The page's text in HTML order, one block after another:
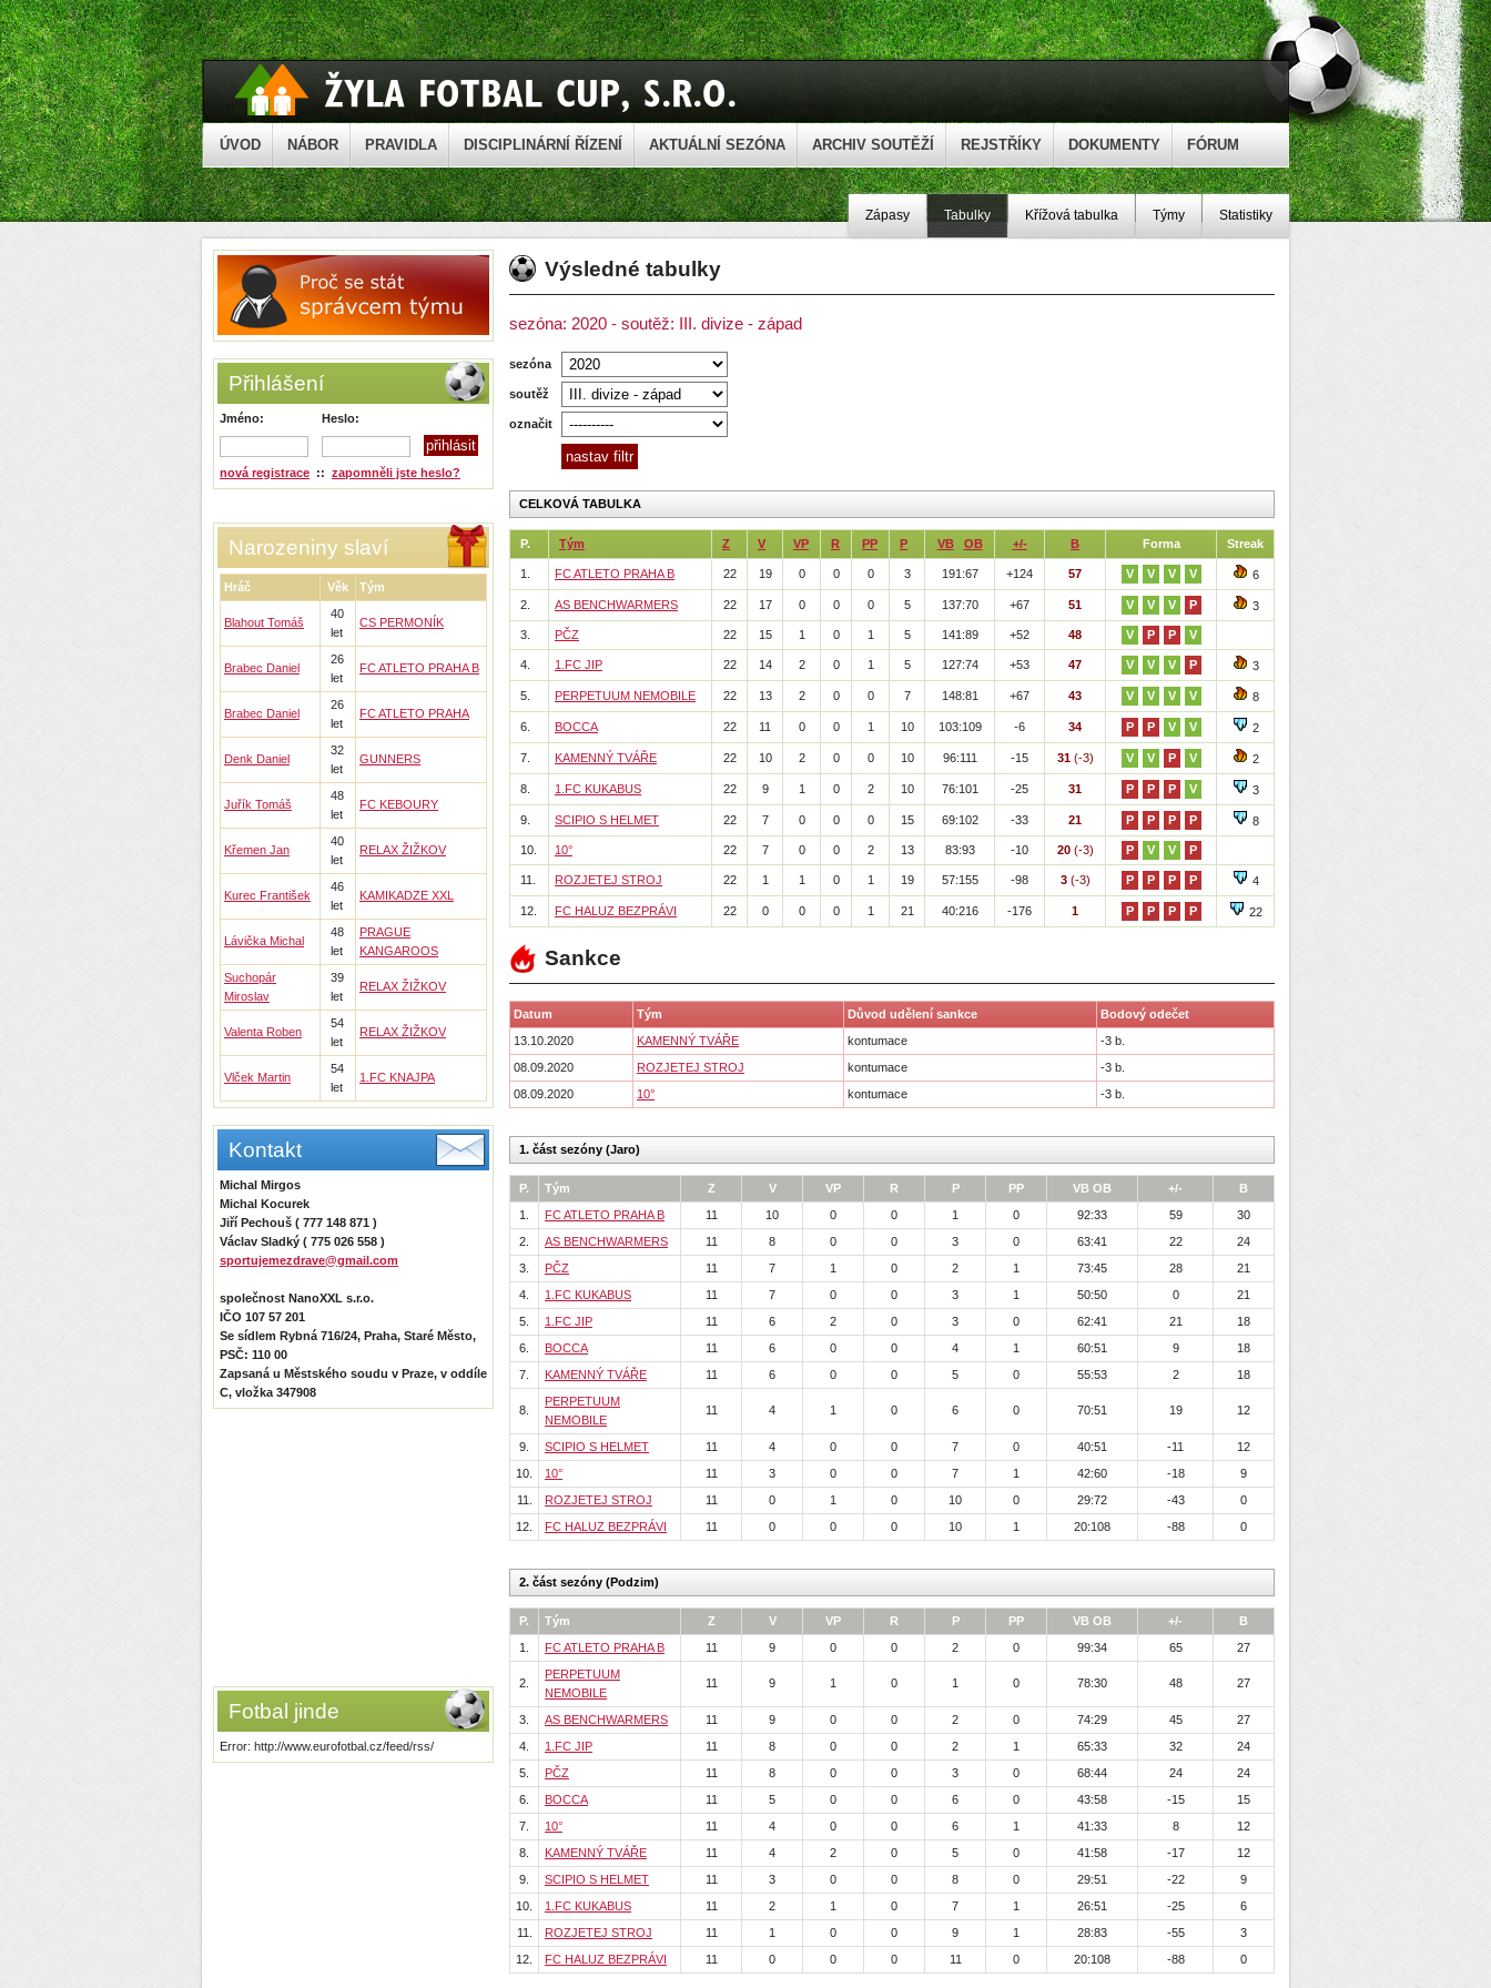
ÚVOD NÁBOR PRAVIDLA DISCIPLINÁRNÍ ŘÍZENÍ AKTUÁLNÍ SEZÓNA ARCHIV SOUTĚŽÍ REJSTŘÍKY DOKUMENTY FÓRUM
Přihlášení
Jméno: Heslo:
nová registrace :: zapomněli jste heslo?
Narozeniny slaví
Hráč Věk Tým
Blahout Tomáš
40
let
CS PERMONÍK
Brabec Daniel
26
let
FC ATLETO PRAHA B
Brabec Daniel
26
let
FC ATLETO PRAHA
Denk Daniel
32
let
GUNNERS
Juřík Tomáš
48
let
FC KEBOURY
Křemen Jan
40
let
RELAX ŽIŽKOV
Kurec František
46
let
KAMIKADZE XXL
Lávička Michal
48
let
PRAGUE
KANGAROOS
Suchopár
Miroslav
39
let
RELAX ŽIŽKOV
Valenta Roben
54
let
RELAX ŽIŽKOV
Vlček Martin
54
let
1.FC KNAJPA
Kontakt
Michal Mirgos
Michal Kocurek
Jiří Pechouš ( 777 148 871 )
Václav Sladký ( 775 026 558 )
sportujemezdrave@gmail.com
společnost NanoXXL s.r.o.
IČO 107 57 201
Se sídlem Rybná 716/24, Praha, Staré Město,
PSČ: 110 00
Zapsaná u Městského soudu v Praze, v oddíle
C, vložka 347908
Fotbal jinde
Error: http://www.eurofotbal.cz/feed/rss/
Zápasy Tabulky Křížová tabulka Týmy Statistiky
Výsledné tabulky
sezóna: 2020 - soutěž: III. divize - západ
sezóna
soutěž
označit
CELKOVÁ TABULKA
P. Tým Z V VP R PP P VB OB +/- B Forma Streak
1. FC ATLETO PRAHA B 22 19 0 0 0 3 191:67 +124 57 V V V V 6
2. AS BENCHWARMERS 22 17 0 0 0 5 137:70 +67 51 V V V P 3
3. PČZ 22 15 1 0 1 5 141:89 +52 48 V P P V
4. 1.FC JIP 22 14 2 0 1 5 127:74 +53 47 V V V P 3
5. PERPETUUM NEMOBILE 22 13 2 0 0 7 148:81 +67 43 V V V V 8
6. BOCCA 22 11 0 0 1 10 103:109 -6 34 P P V V 2
7. KAMENNÝ TVÁŘE 22 10 2 0 0 10 96:111 -15 31 (-3) V V P V 2
8. 1.FC KUKABUS 22 9 1 0 2 10 76:101 -25 31 P P P V 3
9. SCIPIO S HELMET 22 7 0 0 0 15 69:102 -33 21 P P P P 8
10. 10° 22 7 0 0 2 13 83:93 -10 20 (-3) P V V P
11. ROZJETEJ STROJ 22 1 1 0 1 19 57:155 -98 3 (-3) P P P P 4
12. FC HALUZ BEZPRÁVI 22 0 0 0 1 21 40:216 -176 1 P P P P 22
Sankce
Datum Tým Důvod udělení sankce
Bodový odečet
13.10.2020
KAMENNÝ TVÁŘE kontumace
-3 b.
08.09.2020
ROZJETEJ STROJ kontumace
-3 b.
08.09.2020
10° kontumace -3 b.
1. část sezóny (Jaro)
P. Tým Z V VP R P PP VB OB +/-
B
1.
FC ATLETO PRAHA B 11 10 0 0 1 0 92:33 59
30
2.
AS BENCHWARMERS 11 8 0 0 3 0 63:41 22
24
3.
PČZ 11 7 1 0 2 1 73:45 28
21
4.
1.FC KUKABUS 11 7 0 0 3 1 50:50 0
21
5.
1.FC JIP 11 6 2 0 3 0 62:41 21
18
6.
BOCCA 11 6 0 0 4 1 60:51 9
18
7.
KAMENNÝ TVÁŘE 11 6 0 0 5 0 55:53 2 18
8.
PERPETUUM
NEMOBILE
11 4 1 0 6 0 70:51 19 12
9. SCIPIO S HELMET 11 4 0 0 7 0 40:51 -11
12
10.
10° 11 3 0 0 7 1 42:60 -18
9
11.
ROZJETEJ STROJ 11 0 1 0 10 0 29:72 -43
0
12.
FC HALUZ BEZPRÁVI 11 0 0 0 10 1 20:108 -88 0
2. část sezóny (Podzim)
P. Tým Z V VP R P PP VB OB +/-
B
1.
FC ATLETO PRAHA B 11 9 0 0 2 0 99:34 65 27
2.
PERPETUUM
NEMOBILE
11 9 1 0 1 0 78:30 48 27
3. AS BENCHWARMERS 11 9 0 0 2 0 74:29 45
27
4.
1.FC JIP 11 8 0 0 2 1 65:33 32
24
5.
PČZ 11 8 0 0 3 0 68:44 24
24
6.
BOCCA 11 5 0 0 6 0 43:58 -15
15
7.
10° 11 4 0 0 6 1 41:33 8
12
8.
KAMENNÝ TVÁŘE 11 4 2 0 5 0 41:58 -17
12
9.
SCIPIO S HELMET 11 3 0 0 8 0 29:51 -22
9
10.
1.FC KUKABUS 11 2 1 0 7 1 26:51 -25
6
11.
ROZJETEJ STROJ 11 1 0 0 9 1 28:83 -55
3
12.
FC HALUZ BEZPRÁVI 11 0 0 0 11 0 20:108 -88 0